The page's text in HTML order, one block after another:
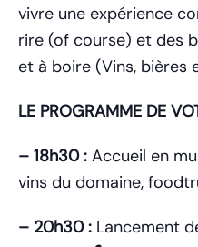
vivre une expérience
rire (of course) et des
et à boire (Vins, bières
LE PROGRAMME DE
– 18h30 : Accueil en
vins du domaine,
– 20h30 : Lancement